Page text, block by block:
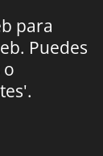
para
Puedes